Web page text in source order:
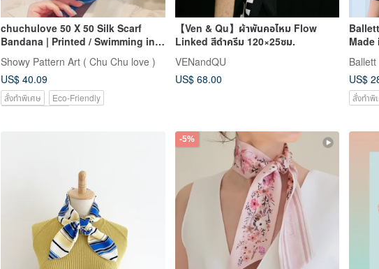
chuchulove 50 X 50 Silk Scarf
Bandana | Printed / Swimming in
Showy Pattern Art ( Chu Chu love )
US$ 40.09
สั่งทำพิเศษ
Eco-Friendly
【Ven & Qu】ผ้าพันคอไหม Flow
Linked สีดำครีม 120×25ซม.
VENandQU
US$ 68.00
US$
สั่งทำพิ
-5%